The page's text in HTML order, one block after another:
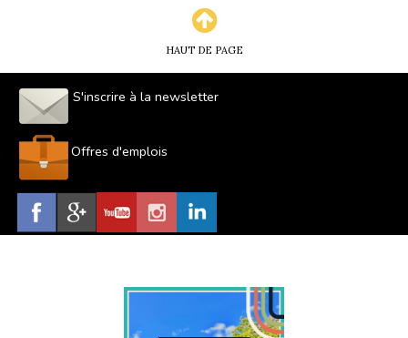
HAUT DE PAGE
S'inscrire à la newsletter
Offres d'emplois